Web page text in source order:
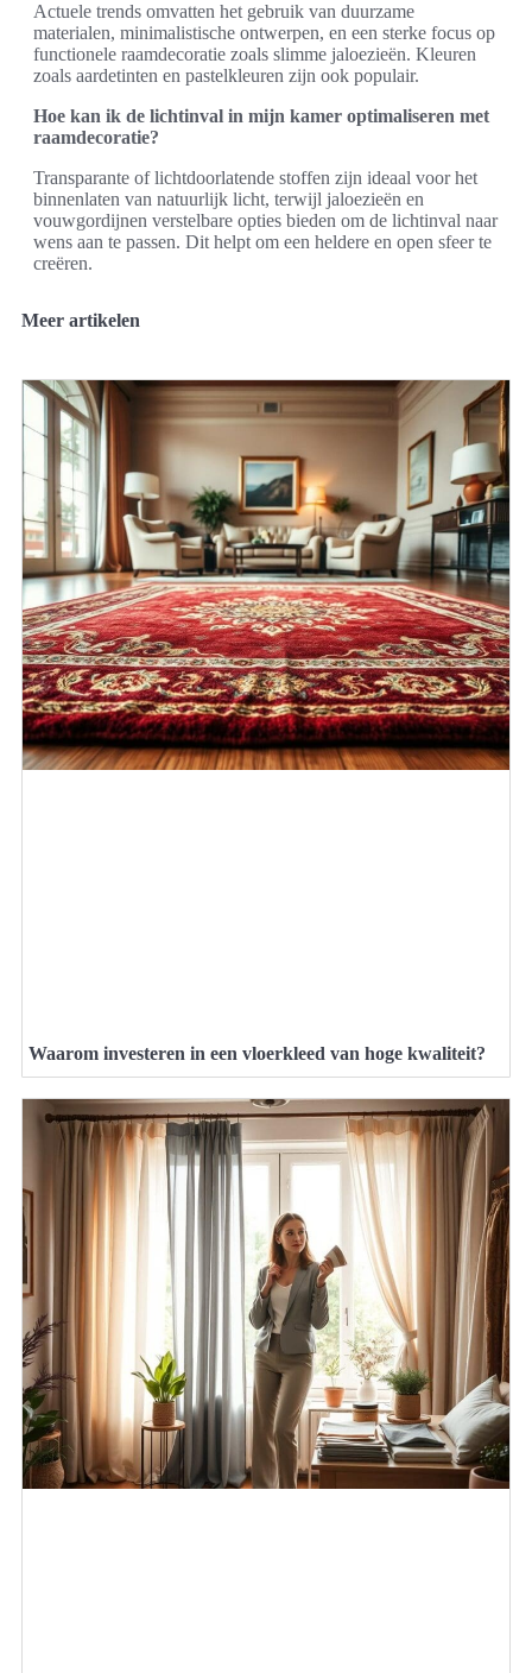
Actuele trends omvatten het gebruik van duurzame
materialen, minimalistische ontwerpen, en een sterke focus op
functionele raamdecoratie zoals slimme jaloezieën. Kleuren
zoals aardetinten en pastelkleuren zijn ook populair.
Hoe kan ik de lichtinval in mijn kamer optimaliseren met
raamdecoratie?
Transparante of lichtdoorlatende stoffen zijn ideaal voor het
binnenlaten van natuurlijk licht, terwijl jaloezieën en
vouwgordijnen verstelbare opties bieden om de lichtinval naar
wens aan te passen. Dit helpt om een heldere en open sfeer te
creëren.
Meer artikelen
Waarom investeren in een vloerkleed van hoge kwaliteit?